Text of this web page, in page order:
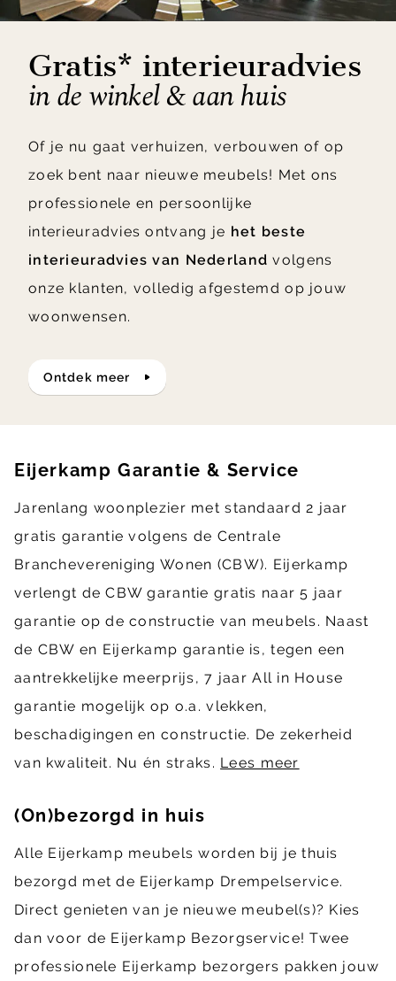
Gratis* interieuradvies
in de winkel & aan huis
Of je nu gaat verhuizen, verbouwen of op
zoek bent naar nieuwe meubels! Met ons
professionele en persoonlijke
interieuradvies ontvang je het beste
interieuradvies van Nederland volgens
onze klanten, volledig afgestemd op jouw
woonwensen.
ontdek meer
Eijerkamp Garantie & Service
Jarenlang woonplezier met standaard 2 jaar
gratis garantie volgens de Centrale
Branchevereniging Wonen (CBW). Eijerkamp
verlengt de CBW garantie gratis naar 5 jaar
garantie op de constructie van meubels. Naast
de CBW en Eijerkamp garantie is, tegen een
aantrekkelijke meerprijs, 7 jaar All in House
garantie mogelijk op o.a. vlekken,
beschadigingen en constructie. De zekerheid
van kwaliteit. Nu én straks. Lees meer
(On)bezorgd in huis
Alle Eijerkamp meubels worden bij je thuis
bezorgd met de Eijerkamp Drempelservice.
Direct genieten van je nieuwe meubel(s)? Kies
dan voor de Eijerkamp Bezorgservice! Twee
professionele Eijerkamp bezorgers pakken jouw